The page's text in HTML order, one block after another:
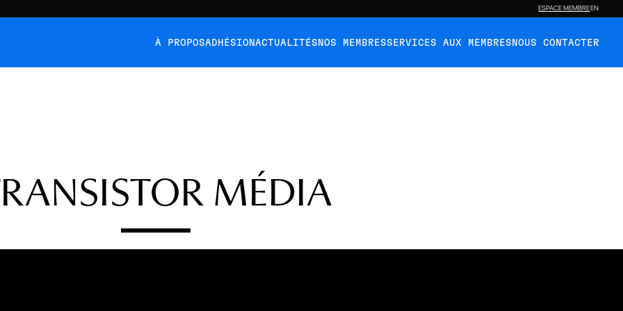
ESPACE MEMBREEN
À PROPOSADHÉSIONACTUALITÉS NOS MEMBRESSERVICES AUX MEMBRES NOUS CONTACTER
MÉDIA